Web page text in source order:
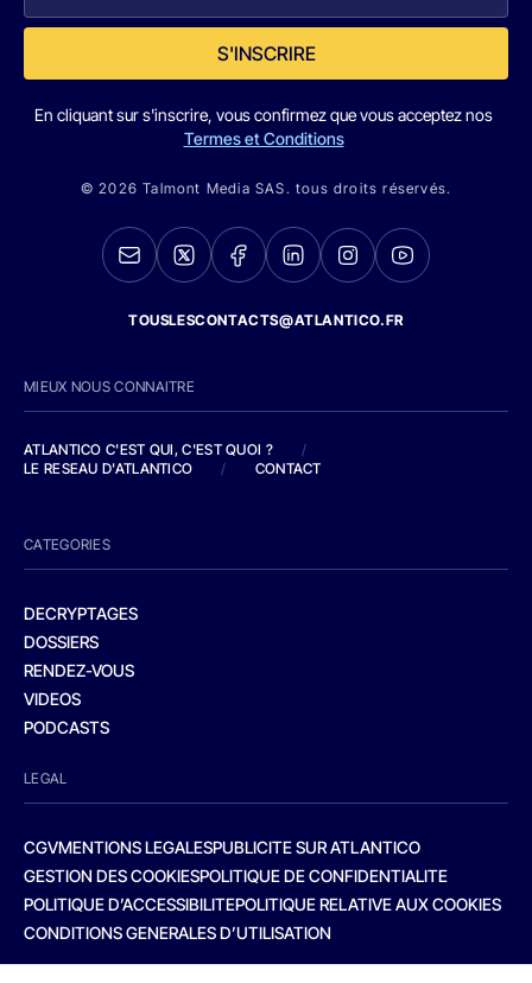
S'INSCRIRE
En cliquant sur s'inscrire, vous confirmez que vous acceptez nos
Termes et Conditions
© 2026 Talmont Media SAS. tous droits réservés.
TOUSLESCONTACTS@ATLANTICO.FR
MIEUX NOUS CONNAITRE
ATLANTICO C'EST QUI, C'EST QUOI ?
/
LE RESEAU D'ATLANTICO
/ CONTACT
CATEGORIES
DECRYPTAGES
DOSSIERS
RENDEZ-VOUS
VIDEOS
PODCASTS
LEGAL
CGVMENTIONS LEGALESPUBLICITE SUR ATLANTICO
GESTION DES COOKIESPOLITIQUE DE CONFIDENTIALITE
POLITIQUE D’ACCESSIBILITEPOLITIQUE RELATIVE AUX COOKIES
CONDITIONS GENERALES D’UTILISATION